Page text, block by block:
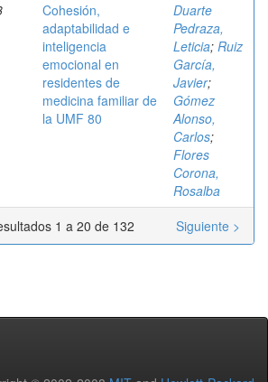
Cohesión,
adaptabilidad e
inteligencia
emocional en
residentes de
medicina familiar de
la UMF 80
Duarte
Pedraza,
Leticia; Ruiz
García,
Javier;
Gómez
Alonso,
Carlos;
Flores
Corona,
Rosalba
1 a 20 de 132
Siguiente >